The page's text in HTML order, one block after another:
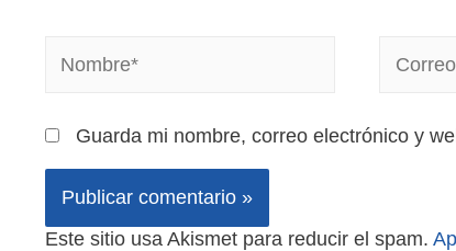
Guarda mi nombre, correo electrónico y
Este sitio usa Akismet para reducir el spam.